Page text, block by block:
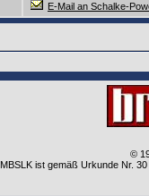
E-Mail an Schalke-
©
MBSLK ist gemäß Urkunde Nr.